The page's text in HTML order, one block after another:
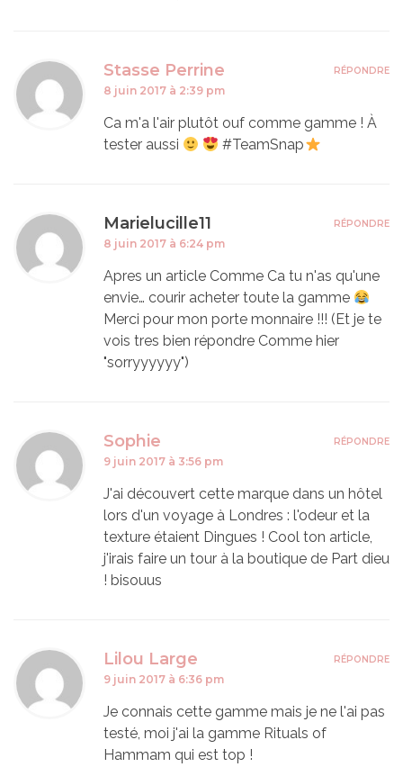
Stasse Perrine
8 juin 2017 à 2:39 pm
Ca m'a l'air plutôt ouf comme gamme ! À
tester aussi
#TeamSnap
RÉPONDRE
Marielucille11
8 juin 2017 à 6:24 pm
Apres un article Comme Ca tu n'as qu'une
envie… courir acheter toute la gamme
Merci pour mon porte monnaire !!! (Et je te
vois tres bien répondre Comme hier
"sorryyyyyy")
RÉPONDRE
Sophie
9 juin 2017 à 3:56 pm
J'ai découvert cette marque dans un hôtel
lors d'un voyage à Londres : l'odeur et la
texture étaient Dingues ! Cool ton article,
j'irais faire un tour à la boutique de Part dieu
! bisouus
RÉPONDRE
Lilou Large
9 juin 2017 à 6:36 pm
Je connais cette gamme mais je ne l'ai pas
testé, moi j'ai la gamme Rituals of
Hammam qui est top !
RÉPONDRE